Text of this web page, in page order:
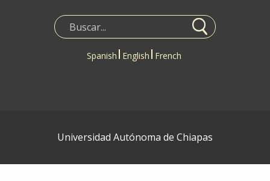
Spanish English French
Universidad Autónoma de Chiapas